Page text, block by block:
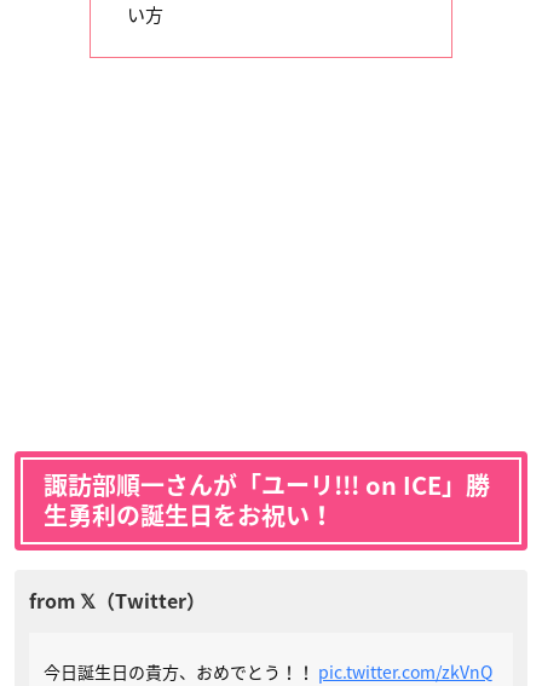
い方
諏訪部順一さんが「ユーリ!!! on ICE」勝
生勇利の誕生日をお祝い！
今日誕生日の貴方、おめでとう！！ pic.twitter.com/zkVnQ